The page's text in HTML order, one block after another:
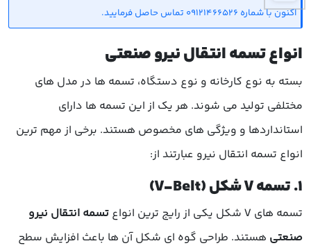
اکنون با شماره 09121466526 تماس حاصل فرمایید.
انواع تسمه انتقال نیرو صنعتی
بسته به نوع کارخانه و نوع دستگاه، تسمه ها در مدل های
مختلفی تولید می شوند. هر یک از این تسمه ها دارای
استانداردها و ویژگی های مخصوص هستند. برخی از مهم ترین
انواع تسمه انتقال نیرو عبارتند از:
1. تسمه V شکل (V-Belt)
تسمه های V شکل یکی از رایج ترین انواع
تسمه انتقال نیرو
صنعتی هستند. طراحی گوه ای شکل آن ها باعث افزایش سطح